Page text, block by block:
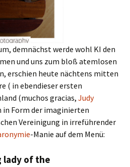
demnächst werde wohl KI den
und uns zum bloß atemlosen
erschien heute nächtens mitten
( in ebendieser ersten
(muchos gracias, Judy
in Form der imaginierten
Vereinigung in irreführender
-Manie auf dem Menü:
lady of the